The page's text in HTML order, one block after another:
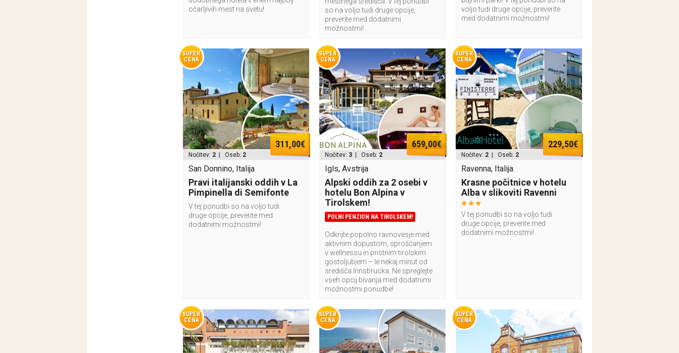
očarljivih mest na svetu!
so na voljo tudi druge opcije,
preverite med dodatnimi
možnostmi!
voljo tudi druge opcije, preverite
med dodatnimi možnostmi!
SUPER
CENA
311,00€
Nočitev: 2 | Oseb: 2
San Donnino, Italija
Pravi italijanski oddih v La
Pimpinella di Semifonte
V tej ponudbi so na voljo tudi
druge opcije, preverite med
dodatnimi možnostmi!
SUPER
CENA
659,00€
Nočitev: 3 | Oseb: 2
Igls, Avstrija
Alpski oddih za 2 osebi v
hotelu Bon Alpina v
Tirolskem!
POLNI PENZION NA TIROLSKEM!
Odkrijte popolno ravnovesje med
aktivnim dopustom, sproščanjem
v wellnessu in pristnim tirolskim
gostoljubjem – le nekaj minut od
središča Innsbrucka. Ne spreglejte
vseh opcij bivanja med dodatnimi
možnostmi ponudbe!
SUPER
CENA
229,50€
Nočitev: 2 | Oseb: 2
Ravenna, Italija
Krasne počitnice v hotelu
Alba v slikoviti Ravenni
V tej ponudbi so na voljo tudi
druge opcije, preverite med
dodatnimi možnostmi!
SUPER
CENA
SUPER
CENA
SUPER
CENA